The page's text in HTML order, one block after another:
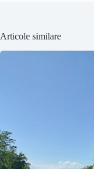
Articole similare